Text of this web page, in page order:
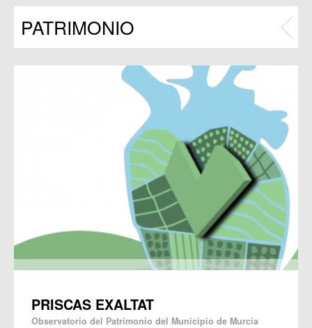
Programas
PATRIMONIO
PRISCAS EXALTAT
Observatorio del Patrimonio del Municipio de Murcia